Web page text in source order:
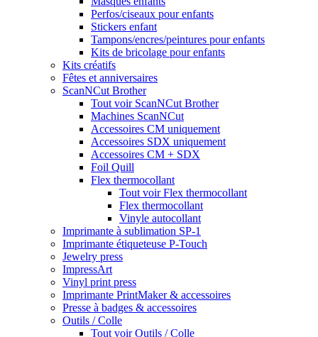
Perfos/ciseaux pour enfants
Stickers enfant
Tampons/encres/peintures pour enfants
Kits de bricolage pour enfants
Kits créatifs
Fêtes et anniversaires
ScanNCut Brother
Tout voir ScanNCut Brother
Machines ScanNCut
Accessoires CM uniquement
Accessoires SDX uniquement
Accessoires CM + SDX
Foil Quill
Flex thermocollant
Tout voir Flex thermocollant
Flex thermocollant
Vinyle autocollant
Imprimante à sublimation SP-1
Imprimante étiqueteuse P-Touch
Jewelry press
ImpressArt
Vinyl print press
Imprimante PrintMaker & accessoires
Presse à badges & accessoires
Outils / Colle
Tout voir Outils / Colle